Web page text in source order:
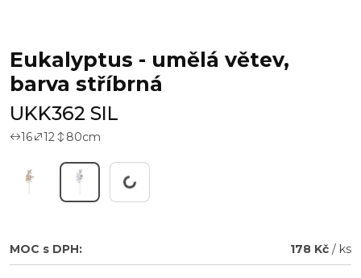
Eukalyptus - umělá větev,
barva stříbrná
UKK362 SIL
16 12 80cm
Pracuji...
MOC s DPH: 178 Kč / ks